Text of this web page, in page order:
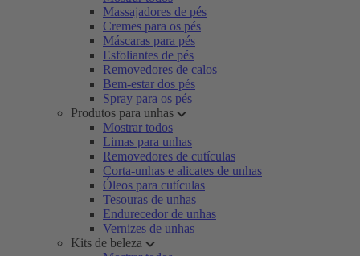
Massajadores de pés
Cremes para os pés
Máscaras para pés
Esfoliantes de pés
Removedores de calos
Bem-estar dos pés
Spray para os pés
Produtos para unhas
Mostrar todos
Limas para unhas
Removedores de cutículas
Corta-unhas e alicates de unhas
Óleos para cutículas
Tesouras de unhas
Endurecedor de unhas
Vernizes de unhas
Kits de beleza